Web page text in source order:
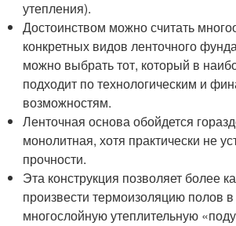
утепления).
Достоинством можно считать
конкретных видов ленточного
можно выбрать тот, который в
подходит по технологическим и
возможностям.
Ленточная основа обойдется
монолитная, хотя практически не
прочности.
Эта конструкция позволяет более
произвести термоизоляцию полов
многослойную утеплительную